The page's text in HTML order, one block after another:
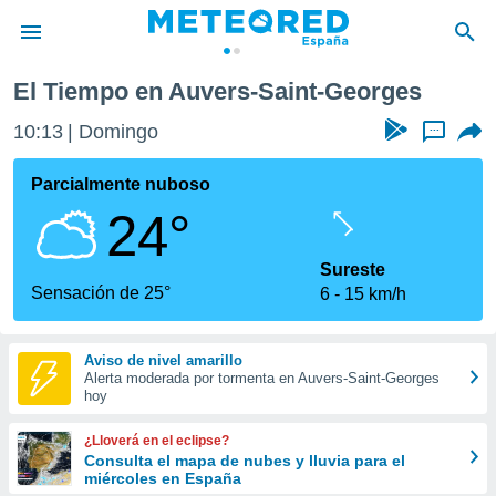
de
por
se
calidad.
a este
las
y
forma
digital
basada
El Tiempo en Auvers-Saint-Georges
10:13 Domingo ...
Parcialmente nuboso
24°
Sensación de 25°
Sureste
6
15 km/h
Aviso de nivel amarillo
Alerta moderada por tormenta en Auvers-Saint-Georges
hoy
¿Lloverá en el eclipse?
Consulta el mapa de nubes y lluvia para el
miércoles en España